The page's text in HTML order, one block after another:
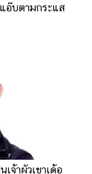
อ๊บตามกระแส
จ้าผัวเขาเด้อ